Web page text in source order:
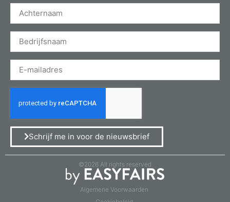
Schrijf me in voor de nieuwsbrief
©2026 All rights reserved
Algemene Voorwaarden